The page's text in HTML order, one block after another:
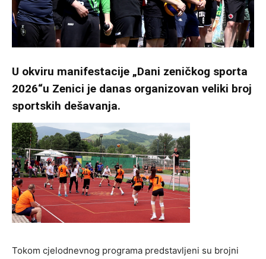
U okviru manifestacije „Dani zeničkog sporta
2026“u Zenici je danas organizovan veliki broj
sportskih dešavanja.
Tokom cjelodnevnog programa predstavljeni su brojni